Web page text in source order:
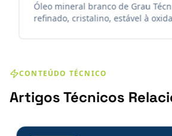
Óleo mineral branco de Grau
refinado, cristalino, estável à
plastificante/extensor em plásticos
final.
CONTEÚDO TÉCNICO
Artigos Técnicos